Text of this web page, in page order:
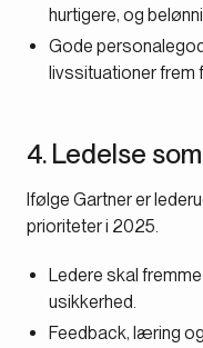
hurtigere, og
Gode
livssituationer frem
4. Ledelse
Ifølge Gartner er
prioriteter i 2025.
Ledere skal
usikkerhed.
Feedback, læring